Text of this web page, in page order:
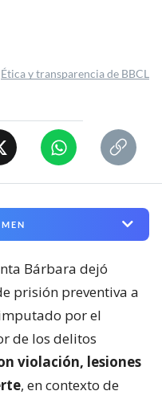
Ética y transparencia de BBCL
Bárbara dejó
prisión preventiva a
por el
de los delitos
violación, lesiones
, en contexto de